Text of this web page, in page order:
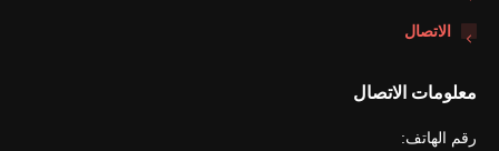
الاتصال
معلومات الاتصال
رقم الهاتف: